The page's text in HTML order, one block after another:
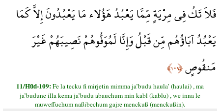
فَلاَ تَكُ فِي مِرْيَةٍ مِّمَّا يَعْبُدُ هَؤُلاء مَا يَعْبُدُونَ إِلاَّ كَمَا
يَعْبُدُ آبَاؤُهُم مِّن قَبْلُ وَإِنَّا لَمُوَفُّوهُمْ نَصِيبَهُمْ غَيْرَ
مَنقُوصٍ﴿١٠٩﴾
11/Hūd-109:Fe la tecku fi mirjetin mimma ja’budu haula’ (haulai) , ma
ja’budune illa kema ja’budu abauchum min kabl (kablu) , we inna le
muweffuchum naßibechum gajre menckuß (menckußin).